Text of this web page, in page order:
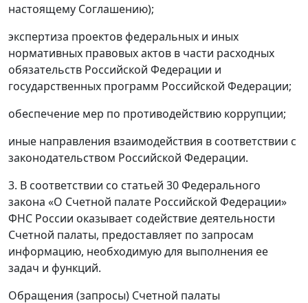
настоящему Соглашению);
экспертиза проектов федеральных и иных
нормативных правовых актов в части расходных
обязательств Российской Федерации и
государственных программ Российской Федерации;
обеспечение мер по противодействию коррупции;
иные направления взаимодействия в соответствии с
законодательством Российской Федерации.
3. В соответствии со статьей 30 Федерального
закона «О Счетной палате Российской Федерации»
ФНС России оказывает содействие деятельности
Счетной палаты, предоставляет по запросам
информацию, необходимую для выполнения ее
задач и функций.
Обращения (запросы) Счетной палаты